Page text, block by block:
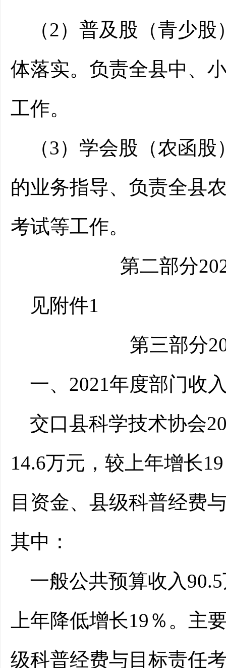
（2）普及股（青少
体落实。负责全县中、
工作。
（3）学会股（农函
的业务指导、负责全县
考试等工作。
第二部分
见附件1
第三部分
一、2021年度部门收
交口县科学技术协会
14.6万元，较上年增长
目资金、县级科普经费
其中：
一般公共预算收入
上年降低增长19％。主
级科普经费与目标责任